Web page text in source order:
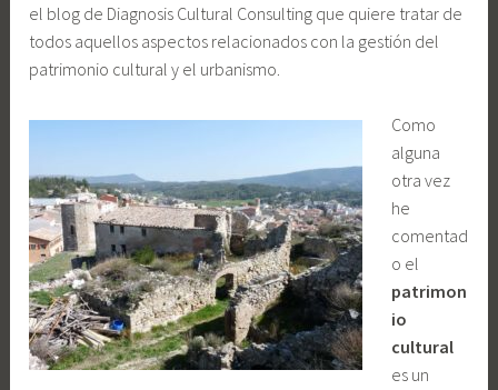
el blog de Diagnosis Cultural Consulting que quiere tratar de
todos aquellos aspectos relacionados con la gestión del
patrimonio cultural y el urbanismo.
Como
alguna
otra vez
he
comentad
o el
patrimon
io
cultural
es un